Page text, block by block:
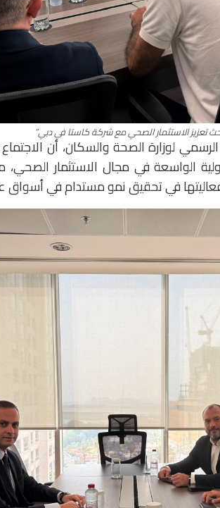
تعزيز الاستثمار الصحي مع شركة كاستا في دبي”
لوزارة الصحة والسكان، أن
الواسعة في مجال الاستثمار الصحي،
في تحقيق نمو مستدام في أسواق